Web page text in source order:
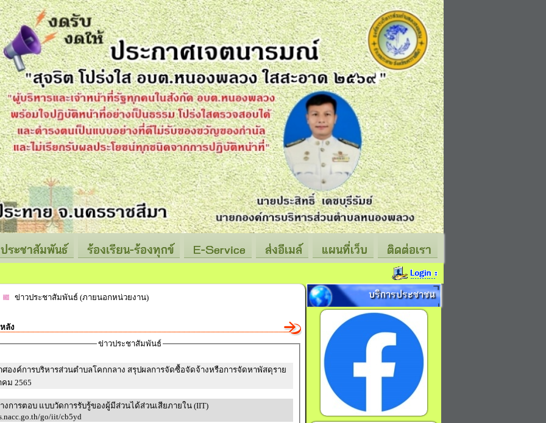
ประชาสัมพันธ์ ร้องเรียน-ร้องทุกข์ E-Service ส่งอีเมล์ แผนที่เว็บ ติดต่อเรา
ข่าวประชาสัมพันธ์ (ภายนอกหน่วยงาน)
ลัง
ข่าวประชาสัมพันธ์
ศองค์การบริหารส่วนตำบลโคกกลาง สรุปผลการจัดซื้อจัดจ้างหรือการจัดหาพัสดุราย
ม 2565
งการตอบ แบบวัดการรับรู้ของผู้มีส่วนได้ส่วนเสียภายใน (IIT)
go/iit/cb5yd
บริการประชาชน